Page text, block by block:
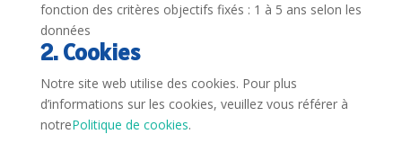
fonction des critères objectifs fixés : 1 à 5 ans selon les
données
2. Cookies
Notre site web utilise des cookies. Pour plus
d’informations sur les cookies, veuillez vous référer à
notrePolitique de cookies.